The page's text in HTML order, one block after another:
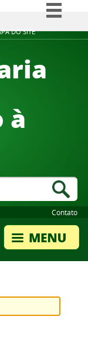
DO SITE
informação
Canais
à
Contato